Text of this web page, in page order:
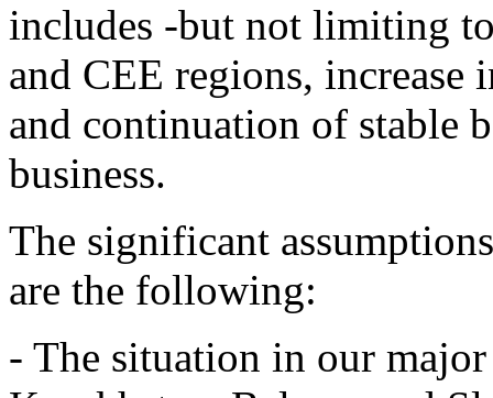
includes -but not limiting
and CEE regions,
and continuation of stable
business.
The significant
are the following:
- The situation in our